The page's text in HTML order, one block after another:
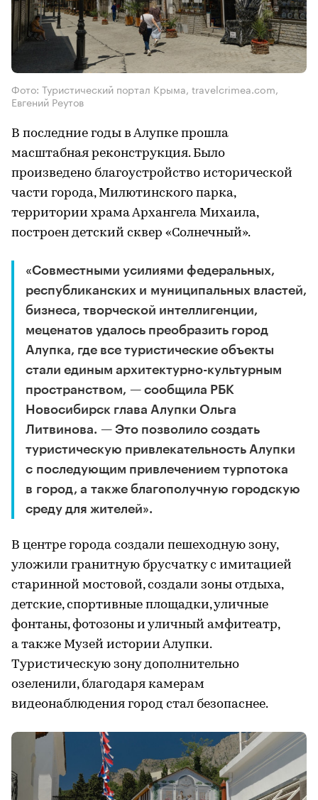
Фото: Туристический портал Крыма, travelcrimea.com,
Евгений Реутов
В последние годы в Алупке прошла
масштабная реконструкция. Было
произведено благоустройство исторической
части города, Милютинского парка,
территории храма Архангела Михаила,
построен детский сквер «Солнечный».
«Совместными усилиями федеральных,
республиканских и муниципальных властей,
бизнеса, творческой интеллигенции,
меценатов удалось преобразить город
Алупка, где все туристические объекты
стали единым архитектурно-культурным
пространством, — сообщила РБК
Новосибирск глава Алупки Ольга
Литвинова. — Это позволило создать
туристическую привлекательность Алупки
с последующим привлечением турпотока
в город, а также благополучную городскую
среду для жителей».
В центре города создали пешеходную зону,
уложили гранитную брусчатку с имитацией
старинной мостовой, создали зоны отдыха,
детские, спортивные площадки, уличные
фонтаны, фотозоны и уличный амфитеатр,
а также Музей истории Алупки.
Туристическую зону дополнительно
озеленили, благодаря камерам
видеонаблюдения город стал безопаснее.